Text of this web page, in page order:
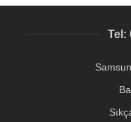
Tel: